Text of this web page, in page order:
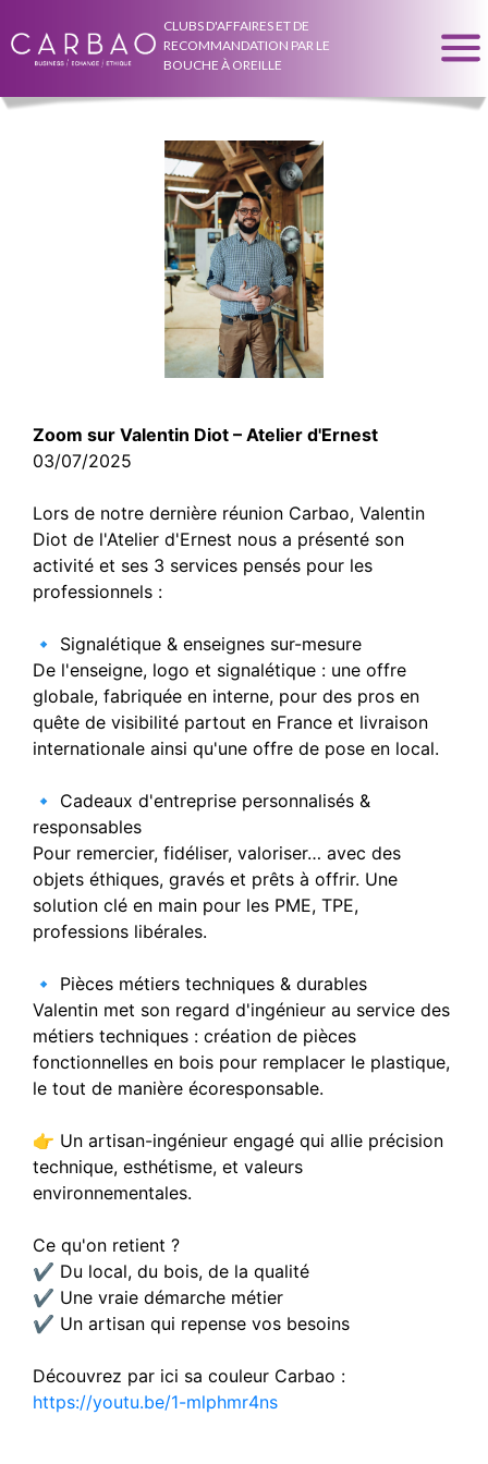
CLUBS D'AFFAIRES ET DE
RECOMMANDATION PAR LE
BOUCHE À OREILLE
Zoom sur Valentin Diot – Atelier d'Ernest
03/07/2025
Lors de notre dernière réunion Carbao, Valentin
Diot de l'Atelier d'Ernest nous a présenté son
activité et ses 3 services pensés pour les
professionnels :
🔹 Signalétique & enseignes sur-mesure
De l'enseigne, logo et signalétique : une offre
globale, fabriquée en interne, pour des pros en
quête de visibilité partout en France et livraison
internationale ainsi qu'une offre de pose en local.
🔹 Cadeaux d'entreprise personnalisés &
responsables
Pour remercier, fidéliser, valoriser… avec des
objets éthiques, gravés et prêts à offrir. Une
solution clé en main pour les PME, TPE,
professions libérales.
🔹 Pièces métiers techniques & durables
Valentin met son regard d'ingénieur au service des
métiers techniques : création de pièces
fonctionnelles en bois pour remplacer le plastique,
le tout de manière écoresponsable.
👉 Un artisan-ingénieur engagé qui allie précision
technique, esthétisme, et valeurs
environnementales.
Ce qu'on retient ?
✔️ Du local, du bois, de la qualité
✔️ Une vraie démarche métier
✔️ Un artisan qui repense vos besoins
Découvrez par ici sa couleur Carbao :
https://youtu.be/1-mlphmr4ns